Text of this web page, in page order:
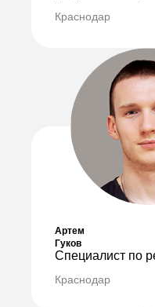
Краснодар
Артем
Гуков
Специалист по
Краснодар